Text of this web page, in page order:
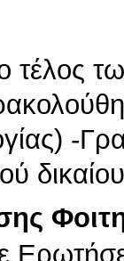
τέλος
-